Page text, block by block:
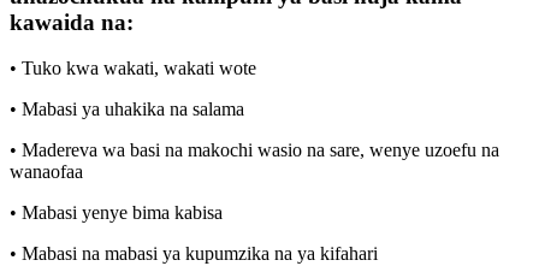
kawaida na:
• Tuko kwa wakati, wakati wote
• Mabasi ya uhakika na salama
• Madereva wa basi na makochi wasio na sare, wenye uzoefu na
wanaofaa
• Mabasi yenye bima kabisa
• Mabasi na mabasi ya kupumzika na ya kifahari